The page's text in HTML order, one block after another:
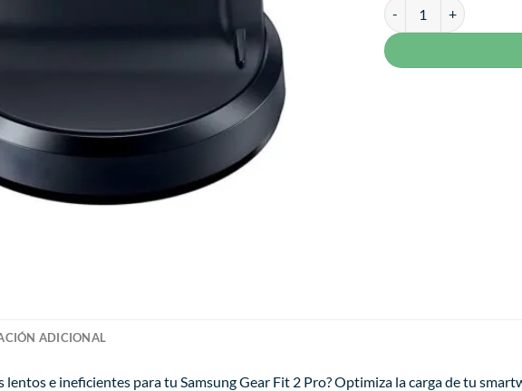
Cargador Para
ADICIONAL
lentos e ineficientes para tu Samsung Gear Fit 2 Pro? Optimiza la carga de tu